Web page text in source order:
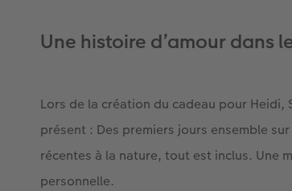
Une histoire d’amour dans le
Lors de la création du cadeau pour
présent : Des premiers jours ensemble
récentes à la nature, tout est inclus. Une
personnelle.